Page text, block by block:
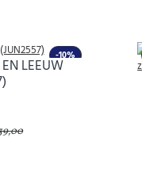
-10%
EN LEEUW